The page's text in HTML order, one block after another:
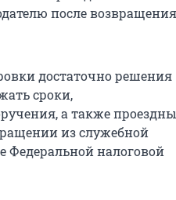
после возвращения
достаточно решения
сроки,
а также
из служебной
Федеральной налоговой